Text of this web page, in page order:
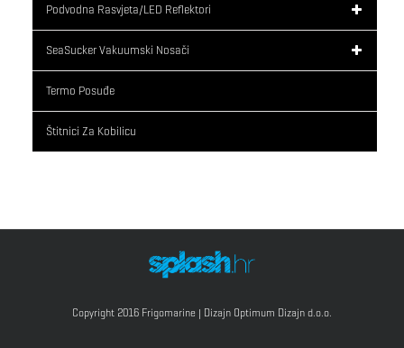
Podvodna Rasvjeta/LED Reflektori
SeaSucker Vakuumski Nosači
Termo Posuđe
Štitnici Za Kobilicu
Copyright 2016 Frigomarine | Dizajn Optimum Dizajn d.o.o.